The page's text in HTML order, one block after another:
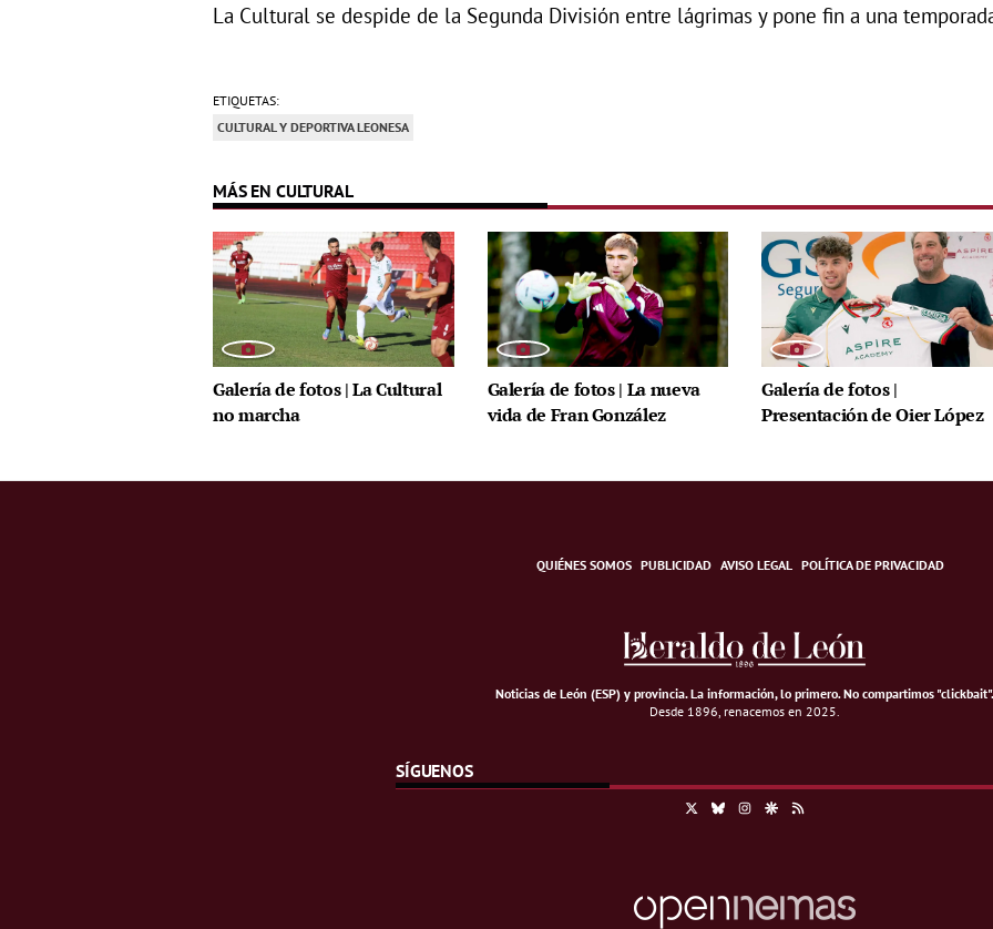
La Cultural se despide de la Segunda División entre lágrimas y pone fin a una
ETIQUETAS:
CULTURAL Y DEPORTIVA LEONESA
MÁS EN CULTURAL
Galería de fotos | La Cultural
no marcha
Galería de fotos | La nueva
vida de Fran González
Galería de fotos |
Presentación de Oier López
QUIÉNES SOMOS PUBLICIDAD AVISO LEGAL POLÍTICA DE PRIVACIDAD
Noticias de León (ESP) y provincia. La información, lo primero.No compartimos "clickbait".
Desde 1896, renacemos en 2025.
SÍGUENOS
BlueskyInstagramGoogle Discover